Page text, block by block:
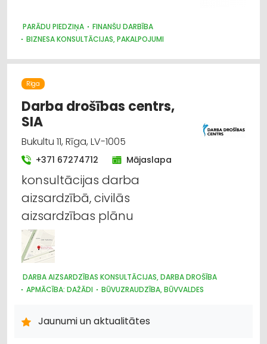
PARĀDU PIEDZIŅA
FINANŠU DARBĪBA
BIZNESA KONSULTĀCIJAS, PAKALPOJUMI
Rīga
Darba drošības centrs,
SIA
Bukultu 11, Rīga, LV-1005
+371 67274712 Mājaslapa
konsultācijas darba
aizsardzībā, civilās
aizsardzības plānu
DARBA AIZSARDZĪBAS KONSULTĀCIJAS, DARBA DROŠĪBA
APMĀCĪBA: DAŽĀDI
BŪVUZRAUDZĪBA, BŪVVALDES
Jaunumi un aktualitātes